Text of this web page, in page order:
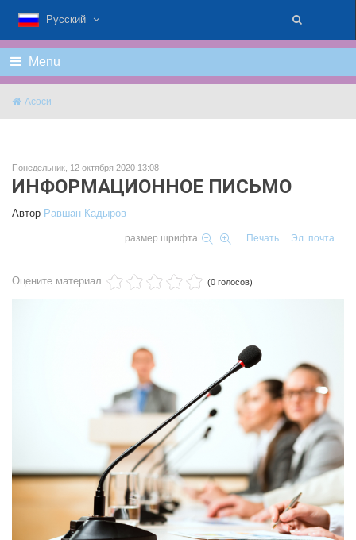
Русский
Menu
Асосӣ
Понедельник, 12 октября 2020 13:08
ИНФОРМАЦИОННОЕ ПИСЬМО
Автор Равшан Кадыров
размер шрифта Печать Эл. почта
Оцените материал (0 голосов)